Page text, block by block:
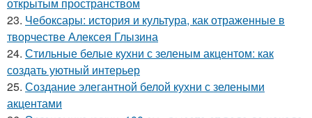
открытым пространством
23. Чебоксары: история и культура, как отраженные в
творчестве Алексея Глызина
24. Стильные белые кухни с зеленым акцентом: как
создать уютный интерьер
25. Создание элегантной белой кухни с зелеными
акцентами